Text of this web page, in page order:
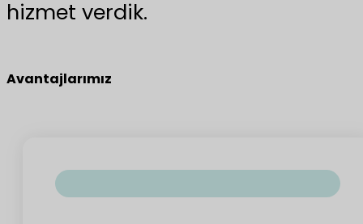
hizmet verdik.
Avantajlarımız